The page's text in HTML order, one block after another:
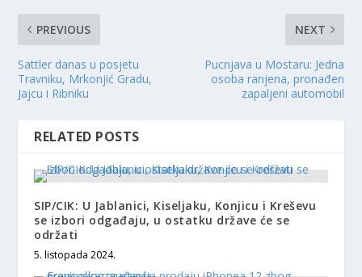
PREVIOUS
Sattler danas u posjetu
Travniku, Mrkonjić Gradu,
Jajcu i Ribniku
NEXT
Pucnjava u Mostaru: Jedna
osoba ranjena, pronađen
zapaljeni automobil
RELATED POSTS
SIP/CIK: U Jablanici, Kiseljaku, Konjicu i Kreševu
se izbori odgađaju, u ostatku države će se
održati
5. listopada 2024.